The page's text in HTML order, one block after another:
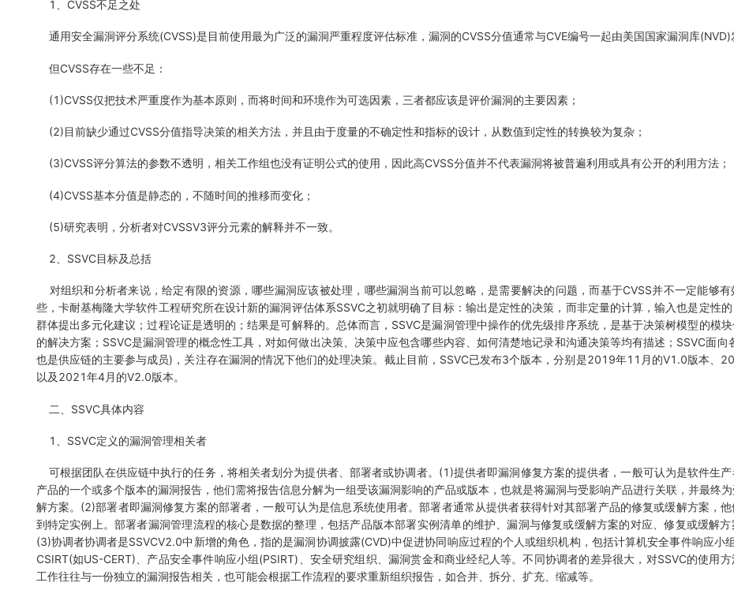
1、CVSS不足之处
通用安全漏洞评分系统(CVSS)是目前使用最为广泛的漏洞严重程度评估标准，漏洞的CVSS分值通常与CVE编号一起由美国国家漏洞库(NVD)
但CVSS存在一些不足：
(1)CVSS仅把技术严重度作为基本原则，而将时间和环境作为可选因素，三者都应该是评价漏洞的主要因素；
(2)目前缺少通过CVSS分值指导决策的相关方法，并且由于度量的不确定性和指标的设计，从数值到定性的转换较为复杂；
(3)CVSS评分算法的参数不透明，相关工作组也没有证明公式的使用，因此高CVSS分值并不代表漏洞将被普遍利用或具有公开的利用方法；
(4)CVSS基本分值是静态的，不随时间的推移而变化；
(5)研究表明，分析者对CVSSV3评分元素的解释并不一致。
2、SSVC目标及总括
对组织和分析者来说，给定有限的资源，哪些漏洞应该被处理，哪些漏洞当前可以忽略，是需要解决的问题，而基于CVSS并不一定能够
些，卡耐基梅隆大学软件工程研究所在设计新的漏洞评估体系SSVC之初就明确了目标：输出是定性的决策，而非定量的计算，输入也是定性
群体提出多元化建议；过程论证是透明的；结果是可解释的。总体而言，SSVC是漏洞管理中操作的优先级排序系统，是基于决策树模型的模
的解决方案；SSVC是漏洞管理的概念性工具，对如何做出决策、决策中应包含哪些内容、如何清楚地记录和沟通决策等均有描述；SSVC面向
也是供应链的主要参与成员)，关注存在漏洞的情况下他们的处理决策。截止目前，SSVC已发布3个版本，分别是2019年11月的V1.0版本、
以及2021年4月的V2.0版本。
二、SSVC具体内容
1、SSVC定义的漏洞管理相关者
可根据团队在供应链中执行的任务，将相关者划分为提供者、部署者或协调者。(1)提供者即漏洞修复方案的提供者，一般可认为是软件生
产品的一个或多个版本的漏洞报告，他们需将报告信息分解为一组受该漏洞影响的产品或版本，也就是将漏洞与受影响产品进行关联，并最终
解方案。(2)部署者即漏洞修复方案的部署者，一般可认为是信息系统使用者。部署者通常从提供者获得针对其部署产品的修复或缓解方案，
到特定实例上。部署者漏洞管理流程的核心是数据的整理，包括产品版本部署实例清单的维护、漏洞与修复或缓解方案的对应、修复或缓解方
(3)协调者协调者是SSVCV2.0中新增的角色，指的是漏洞协调披露(CVD)中促进协同响应过程的个人或组织机构，包括计算机安全事件响应小
CSIRT(如US-CERT)、产品安全事件响应小组(PSIRT)、安全研究组织、漏洞赏金和商业经纪人等。不同协调者的差异很大，对SSVC的使用
工作往往与一份独立的漏洞报告相关，也可能会根据工作流程的要求重新组织报告，如合并、拆分、扩充、缩减等。